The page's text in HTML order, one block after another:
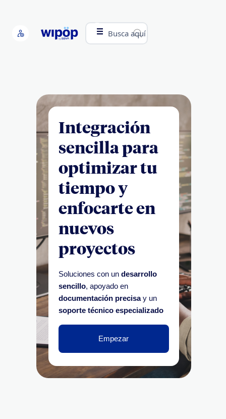
Busca aquí
Integración
sencilla para
optimizar tu
tiempo y
enfocarte en
nuevos
proyectos
Soluciones con un desarrollo
sencillo, apoyado en
documentación precisay un
soporte técnico especializado
Empezar